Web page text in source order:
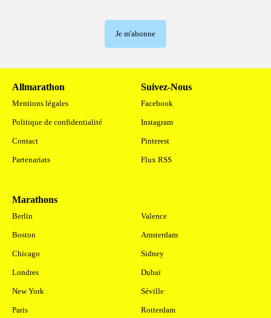
Je m'abonne
Allmarathon
Mentions légales
Politique de confidentialité
Contact
Partenariats
Suivez-Nous
Facebook
Instagram
Pinterest
Flux RSS
Marathons
Berlin
Boston
Chicago
Londres
New York
Paris
Valence
Amsterdam
Sidney
Dubaï
Séville
Rotterdam